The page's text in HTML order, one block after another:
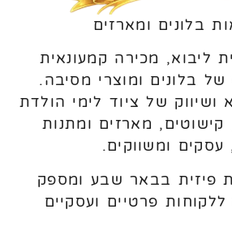
בלונים ומארזים
ליבוא, מכירה קמעונאית
של בלונים ומוצרי מסיבה.
ושיווק של ציוד לימי הולדת
קישוטים, מארזים ומתנות
עסקים ומשווקים.
פיזית בבאר שבע ומספק
ללקוחות פרטיים ועסקיים